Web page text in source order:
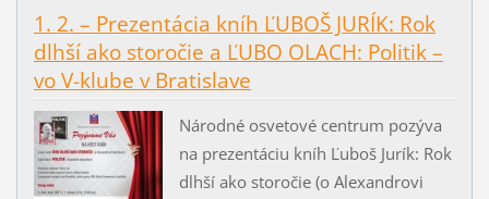
1. 2. – Prezentácia kníh ĽUBOŠ JURÍK: Rok
dlhší ako storočie a ĽUBO OLACH: Politik –
vo V-klube v Bratislave
Národné osvetové centrum pozýva
na prezentáciu kníh Ľuboš Jurík: Rok
dlhší ako storočie (o Alexandrovi